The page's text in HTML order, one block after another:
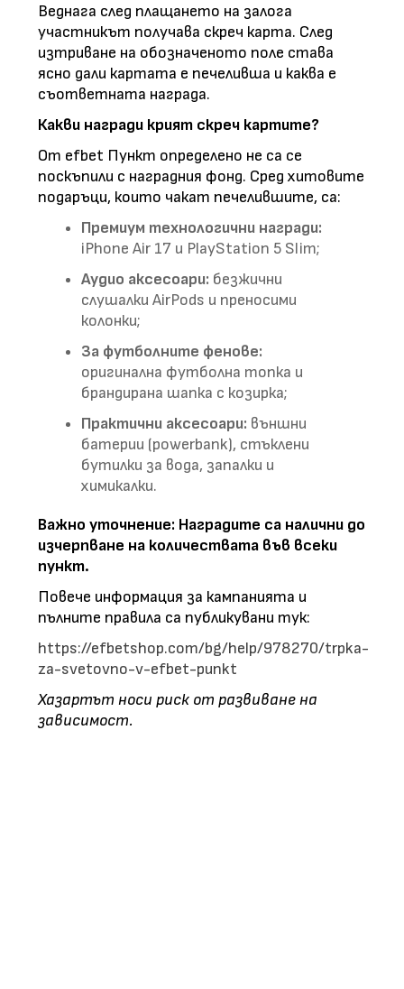
Веднага след плащането на залога
участникът получава скреч карта. След
изтриване на обозначеното поле става
ясно дали картата е печеливша и каква е
съответната награда.
Какви награди крият скреч картите?
От efbet Пункт определено не са се
поскъпили с наградния фонд. Сред хитовите
подаръци, които чакат печелившите, са:
Премиум технологични награди:
iPhone Air 17 и PlayStation 5 Slim;
Аудио аксесоари: безжични
слушалки AirPods и преносими
колонки;
За футболните фенове:
оригинална футболна топка и
брандирана шапка с козирка;
Практични аксесоари: външни
батерии (powerbank), стъклени
бутилки за вода, запалки и
химикалки.
Важно уточнение: Наградите са налични до
изчерпване на количествата във всеки
пункт.
Повече информация за кампанията и
пълните правила са публикувани тук:
https://efbetshop.com/bg/help/978270/trpka-
za-svetovno-v-efbet-punkt
Хазартът носи риск от развиване на
зависимост.